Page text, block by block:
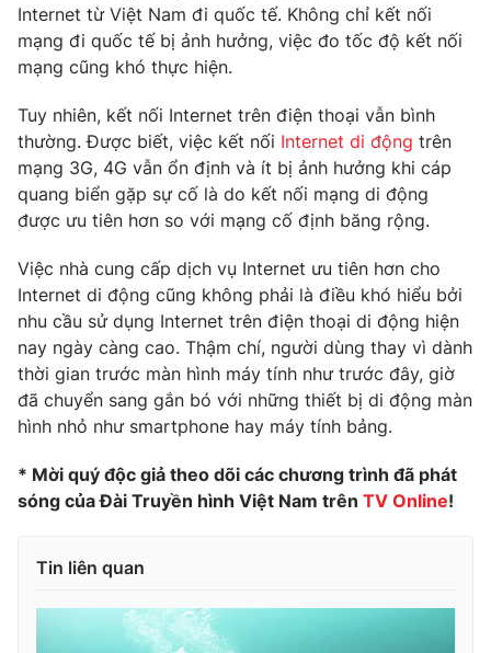
Thị trường
Tư vấn
Lịch phát sóng
Emagazine Podcast
Photo Infographic
Video Shorts video
VTV Money VTV Thể thao
VTV Sức khoẻ Bất động sản
VTV4 Vươn mình bằng AI
VTV9
Liên hệ tòa soạn
Internet từ Việt Nam đi quốc tế. Không chỉ kết nối
mạng đi quốc tế bị ảnh hưởng, việc đo tốc độ kết nối
mạng cũng khó thực hiện.
Tuy nhiên, kết nối Internet trên điện thoại vẫn bình
thường. Được biết, việc kết nối Internet di động trên
mạng 3G, 4G vẫn ổn định và ít bị ảnh hưởng khi cáp
quang biển gặp sự cố là do kết nối mạng di động
được ưu tiên hơn so với mạng cố định băng rộng.
Việc nhà cung cấp dịch vụ Internet ưu tiên hơn cho
Internet di động cũng không phải là điều khó hiểu bởi
nhu cầu sử dụng Internet trên điện thoại di động hiện
nay ngày càng cao. Thậm chí, người dùng thay vì dành
thời gian trước màn hình máy tính như trước đây, giờ
đã chuyển sang gắn bó với những thiết bị di động màn
hình nhỏ như smartphone hay máy tính bảng.
* Mời quý độc giả theo dõi các chương trình đã phát
sóng của Đài Truyền hình Việt Nam trên TV Online!
Tin liên quan